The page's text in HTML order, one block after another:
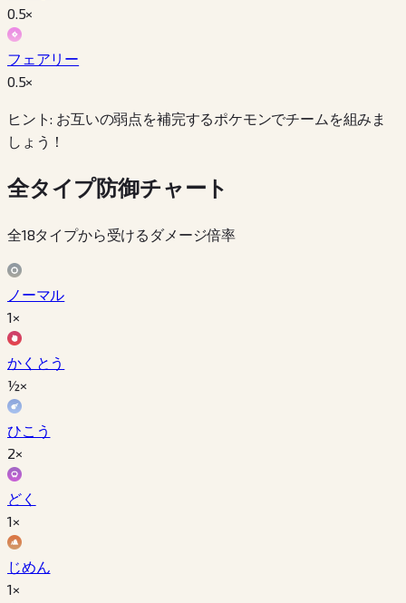
0.5×
フェアリー
0.5×
ヒント: お互いの弱点を補完するポケモンでチームを組みま
しょう！
全タイプ防御チャート
全18タイプから受けるダメージ倍率
ノーマル
1×
かくとう
½×
ひこう
2×
どく
1×
じめん
1×